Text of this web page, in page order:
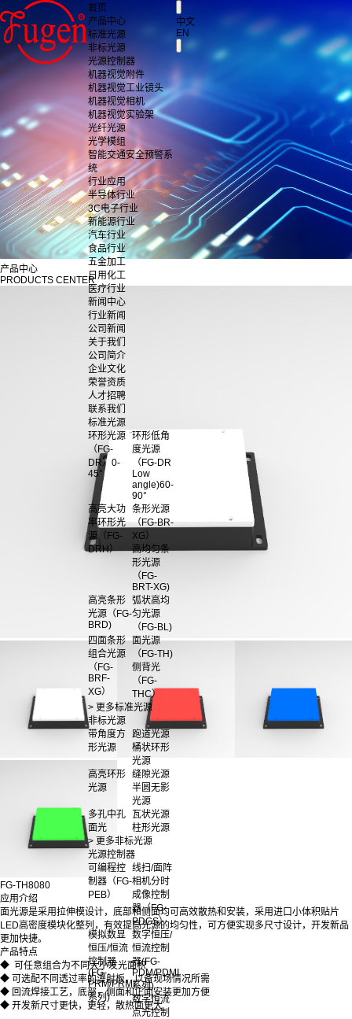
首页
产品中心
标准光源
非标光源
光源控制器
机器视觉附件
机器视觉工业镜头
机器视觉相机
机器视觉实验架
光纤光源
光学模组
智能交通安全预警系
统
行业应用
半导体行业
3C电子行业
新能源行业
汽车行业
食品行业
五金加工
日用化工
医疗行业
新闻中心
行业新闻
公司新闻
关于我们
公司简介
企业文化
荣誉资质
人才招聘
联系我们
标准光源
环形光源
（FG-
DR）0-
45°
环形低角
度光源
（FG-DR
Low
angle)60-
90°
高亮大功
率环形光
源（FG-
DRH）
条形光源
（FG-BR-
XG）
高均匀条
形光源
（FG-
BRT-XG)
高亮条形
光源（FG-
BRD)
弧状高均
匀光源
（FG-BL)
四面条形
组合光源
（FG-
BRF-
XG）
面光源
（FG-TH)
侧背光
（FG-
THC）
> 更多标准光源
非标光源
带角度方
形光源
跑道光源
桶状环形
光源
高亮环形
光源
缝隙光源
半圆无影
光源
多孔中孔
面光
瓦状光源
柱形光源
> 更多非标光源
光源控制器
可编程控
制器（FG-
PEB）
线扫/面阵
相机分时
成像控制
器（FG-
PDGS）
模拟数显
恒压/恒流
控制器
(FG-
PRM/PRMI
系列)
数字恒压/
恒流控制
器(FG-
PDM/PDMI
系列)
数字恒流
点光控制
中文
EN
产品中心
PRODUCTS CENTER
FG-TH8080
应用介绍
面光源是采用拉伸模设计，底部和侧面均可高效散热和安装，采用进口小体积贴片
LED高密度模块化整列，有效提高光源的均匀性，可方便实现多尺寸设计，开发新品
更加快捷。
产品特点
◆ 可任意组合为不同大小发光面积
◆ 可选配不同透过率的漫射板，以备现场情况所需
◆ 回流焊接工艺，底部，侧面和正面安装更加方便
◆ 开发新尺寸更快，更轻，散热面更大